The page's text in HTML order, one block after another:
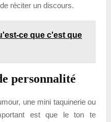
réciter un discours.
ce que c'est que
personnalité
une mini taquinerie ou
est que le ton te